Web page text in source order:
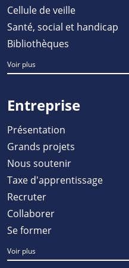
Cellule de veille
Santé, social et handicap
Bibliothèques
Voir plus
Entreprise
Présentation
Grands projets
Nous soutenir
Taxe d'apprentissage
Recruter
Collaborer
Se former
Voir plus